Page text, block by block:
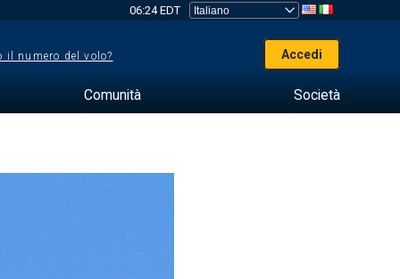
06:24 EDT
il numero del volo? Accedi
Comunità Società